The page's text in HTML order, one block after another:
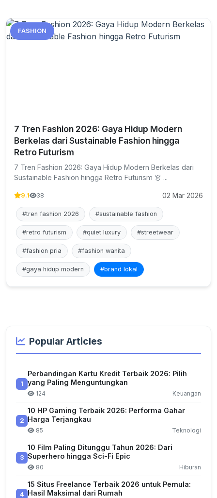
FASHION
7 Tren Fashion 2026: Gaya Hidup Modern
Berkelas dari Sustainable Fashion hingga
Retro Futurism
7 Tren Fashion 2026: Gaya Hidup Modern Berkelas dari
Sustainable Fashion hingga Retro Futurism 👗 ...
9.1 38 02 Mar 2026
#tren fashion 2026 #sustainable fashion
#retro futurism #quiet luxury #streetwear
#fashion pria #fashion wanita
#gaya hidup modern #brand lokal
Popular Articles
1
Perbandingan Kartu Kredit Terbaik 2026: Pilih
yang Paling Menguntungkan
124 Keuangan
2
10 HP Gaming Terbaik 2026: Performa Gahar
Harga Terjangkau
85 Teknologi
3
10 Film Paling Ditunggu Tahun 2026: Dari
Superhero hingga Sci-Fi Epic
80 Hiburan
4
15 Situs Freelance Terbaik 2026 untuk Pemula:
Hasil Maksimal dari Rumah